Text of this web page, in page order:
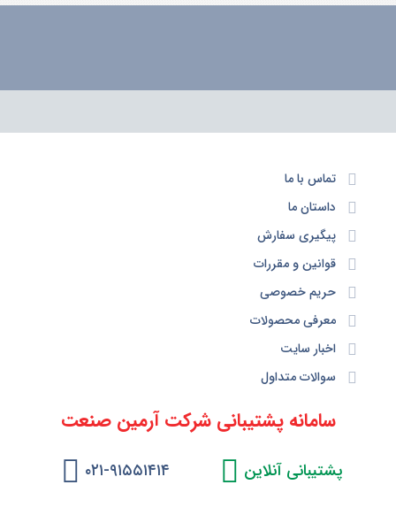
تماس با ما
داستان ما
پیگیری سفارش
قوانین و مقررات
حریم خصوصی
معرفی محصولات
اخبار سایت
سوالات متداول
سامانه پشتیبانی شرکت آرمین صنعت
پشتیبانی آنلاین ۰۲۱-۹۱۵۵۱۴۱۴